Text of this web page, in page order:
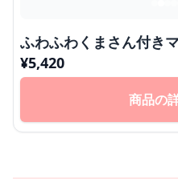
ふわふわくまさん付き
¥5,420
商品の